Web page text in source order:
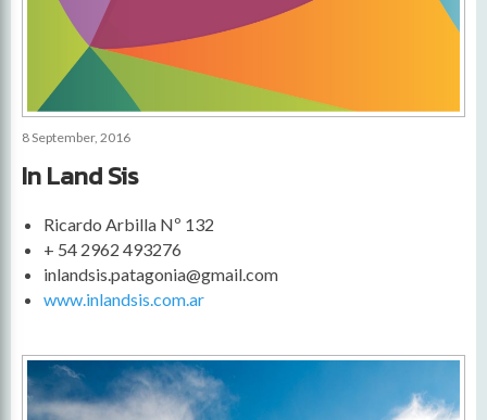
8 September, 2016
In Land Sis
Ricardo Arbilla Nº 132
+ 54 2962 493276
inlandsis.patagonia@gmail.com
www.inlandsis.com.ar